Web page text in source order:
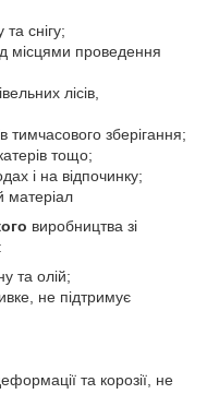
снігу;
місцями проведення
лісів,
тимчасового зберігання;
тощо;
і на відпочинку;
матеріал
виробництва зі
та олій;
не підтримує
та корозії, не